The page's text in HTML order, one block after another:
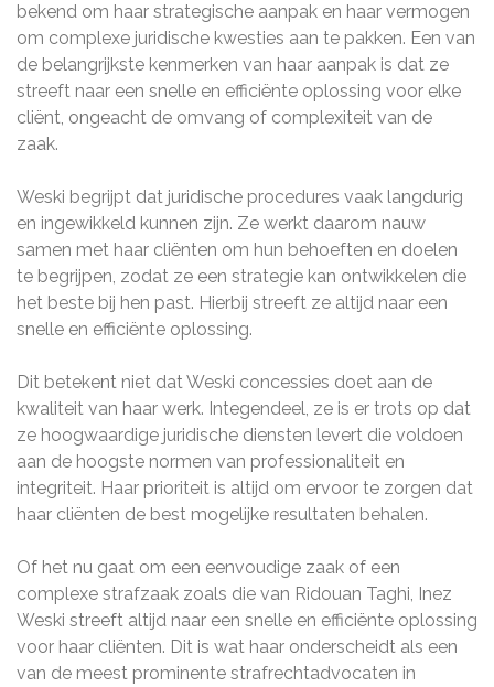
bekend om haar strategische aanpak en haar vermogen
om complexe juridische kwesties aan te pakken. Een van
de belangrijkste kenmerken van haar aanpak is dat ze
streeft naar een snelle en efficiënte oplossing voor elke
cliënt, ongeacht de omvang of complexiteit van de
zaak.
Weski begrijpt dat juridische procedures vaak langdurig
en ingewikkeld kunnen zijn. Ze werkt daarom nauw
samen met haar cliënten om hun behoeften en doelen
te begrijpen, zodat ze een strategie kan ontwikkelen die
het beste bij hen past. Hierbij streeft ze altijd naar een
snelle en efficiënte oplossing.
Dit betekent niet dat Weski concessies doet aan de
kwaliteit van haar werk. Integendeel, ze is er trots op dat
ze hoogwaardige juridische diensten levert die voldoen
aan de hoogste normen van professionaliteit en
integriteit. Haar prioriteit is altijd om ervoor te zorgen dat
haar cliënten de best mogelijke resultaten behalen.
Of het nu gaat om een eenvoudige zaak of een
complexe strafzaak zoals die van Ridouan Taghi, Inez
Weski streeft altijd naar een snelle en efficiënte oplossing
voor haar cliënten. Dit is wat haar onderscheidt als een
van de meest prominente strafrechtadvocaten in